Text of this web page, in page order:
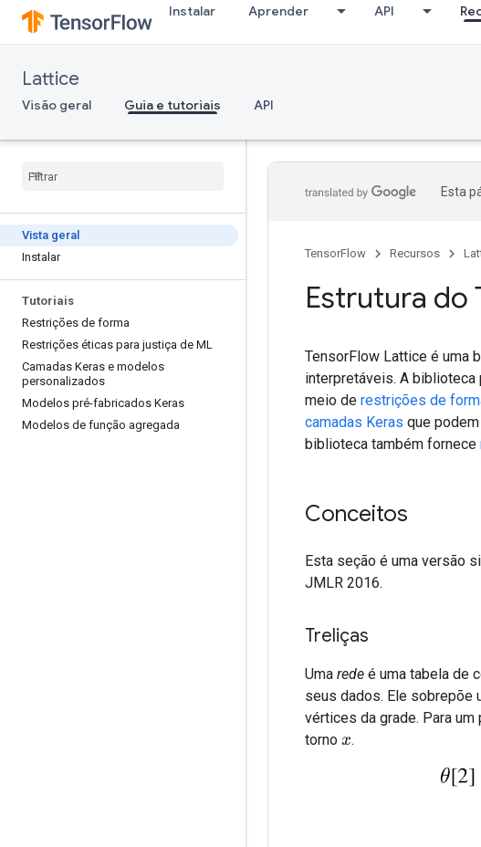
Instalar Aprender API
Lattice
Visão geral Guia e tutoriais API
Vista geral
Instalar
Tutoriais
Restrições de forma
Restrições éticas para justiça de ML
Camadas Keras e modelos
personalizados
Modelos pré-fabricados Keras
Modelos de função agregada
Esta
TensorFlow Recursos
Estrutura do
TensorFlow Lattice é uma
interpretáveis. A
meio de restrições de
camadas Keras que
biblioteca também fornece
Conceitos
Esta seção é uma versão
JMLR 2016.
Treliças
Uma rede é uma tabela de
seus dados. Ele sobrepõe
vértices da grade. Para
torno x.